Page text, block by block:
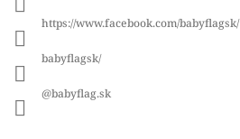
https://www.facebook.com/babyflagsk/
babyflagsk/
@babyflag.sk